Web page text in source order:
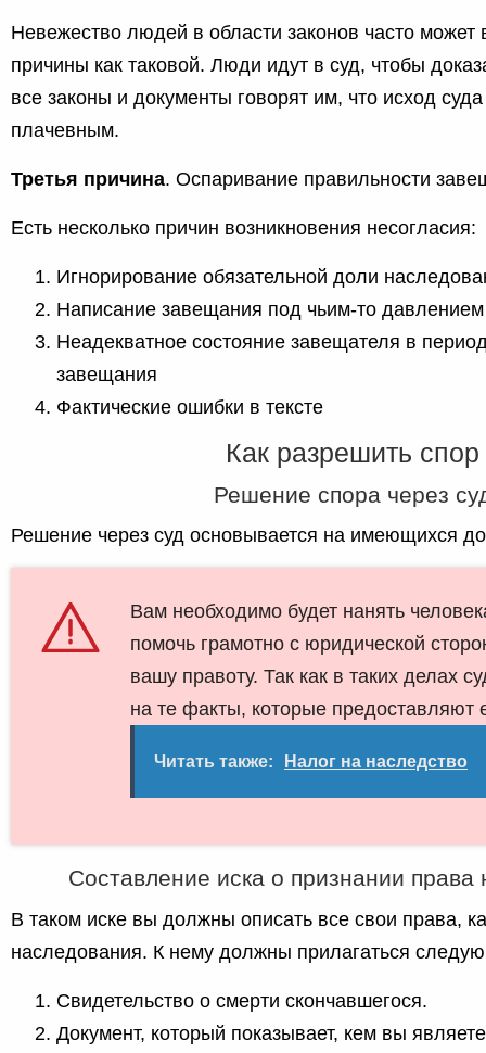
Невежество людей в области законов часто может
причины как таковой. Люди идут в суд, чтобы
все законы и документы говорят им, что исход
плачевным.
Третья причина. Оспаривание правильности
Есть несколько причин возникновения несогласия:
Игнорирование обязательной доли
Написание завещания под чьим-то давлением
Неадекватное состояние завещателя в
завещания
Фактические ошибки в тексте
Как разрешить спор
Решение спора через
Решение через суд основывается на имеющихся
Вам необходимо будет нанять
помочь грамотно с юридической
вашу правоту. Так как в таких делах
на те факты, которые предоставляют
Читать также: Налог на наследство
Составление иска о признании права
В таком иске вы должны описать все свои права,
наследования. К нему должны прилагаться
Свидетельство о смерти скончавшегося.
Документ, который показывает, кем вы